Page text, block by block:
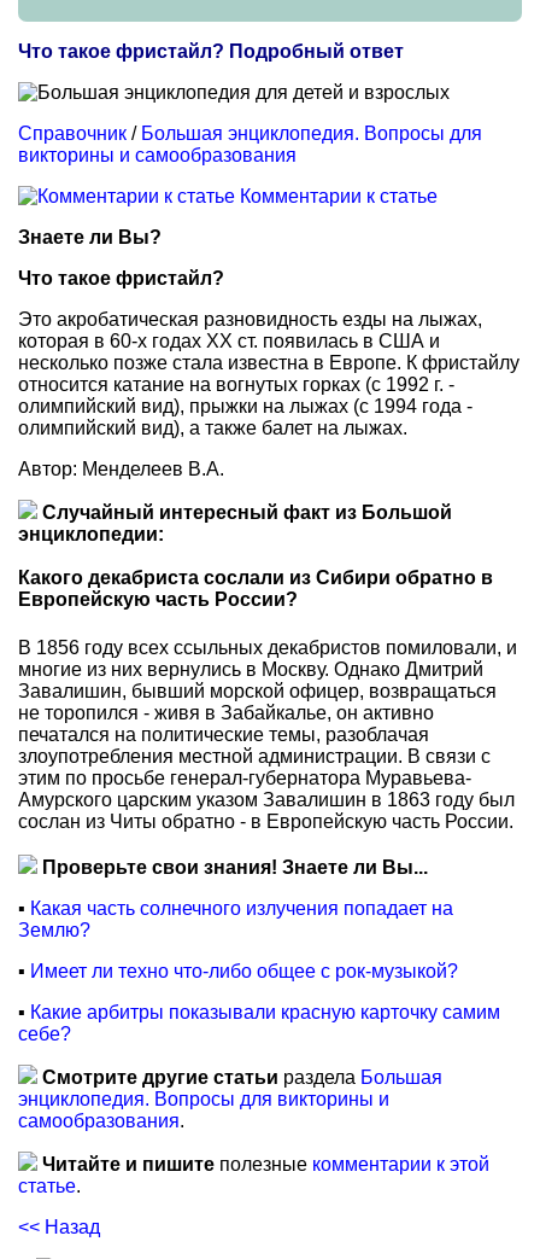
Что такое фристайл? Подробный ответ
Справочник / Большая энциклопедия. Вопросы для
викторины и самообразования
Комментарии к статье
Знаете ли Вы?
Что такое фристайл?
Это акробатическая разновидность езды на лыжах,
которая в 60-х годах XX ст. появилась в США и
несколько позже стала известна в Европе. К фристайлу
относится катание на вогнутых горках (с 1992 г. -
олимпийский вид), прыжки на лыжах (с 1994 года -
олимпийский вид), а также балет на лыжах.
Автор: Менделеев В.А.
Случайный интересный факт из Большой
энциклопедии:
Какого декабриста сослали из Сибири обратно в
Европейскую часть России?
В 1856 году всех ссыльных декабристов помиловали, и
многие из них вернулись в Москву. Однако Дмитрий
Завалишин, бывший морской офицер, возвращаться
не торопился - живя в Забайкалье, он активно
печатался на политические темы, разоблачая
злоупотребления местной администрации. В связи с
этим по просьбе генерал-губернатора Муравьева-
Амурского царским указом Завалишин в 1863 году был
сослан из Читы обратно - в Европейскую часть России.
Проверьте свои знания! Знаете ли Вы...
▪ Какая часть солнечного излучения попадает на
Землю?
▪ Имеет ли техно что-либо общее с рок-музыкой?
▪ Какие арбитры показывали красную карточку самим
себе?
Смотрите другие статьи раздела Большая
энциклопедия. Вопросы для викторины и
самообразования.
Читайте и пишите полезные комментарии к этой
статье.
<< Назад